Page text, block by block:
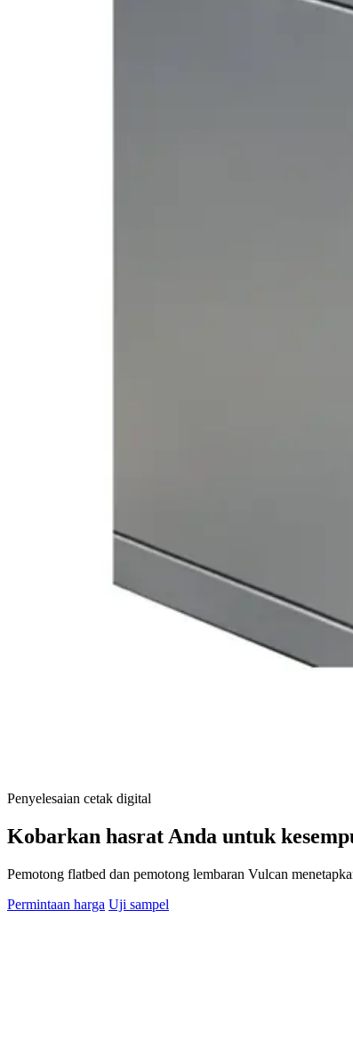
Penyelesaian cetak digital
Kobarkan hasrat Anda untuk
Pemotong flatbed dan pemotong lembaran Vulcan
Permintaan harga Uji sampel